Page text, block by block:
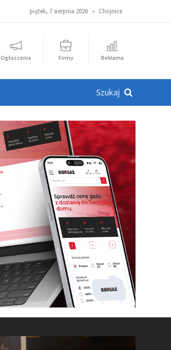
piątek, 7 sierpnia 2026 • Chojnice
Ogłoszenia Firmy Reklama